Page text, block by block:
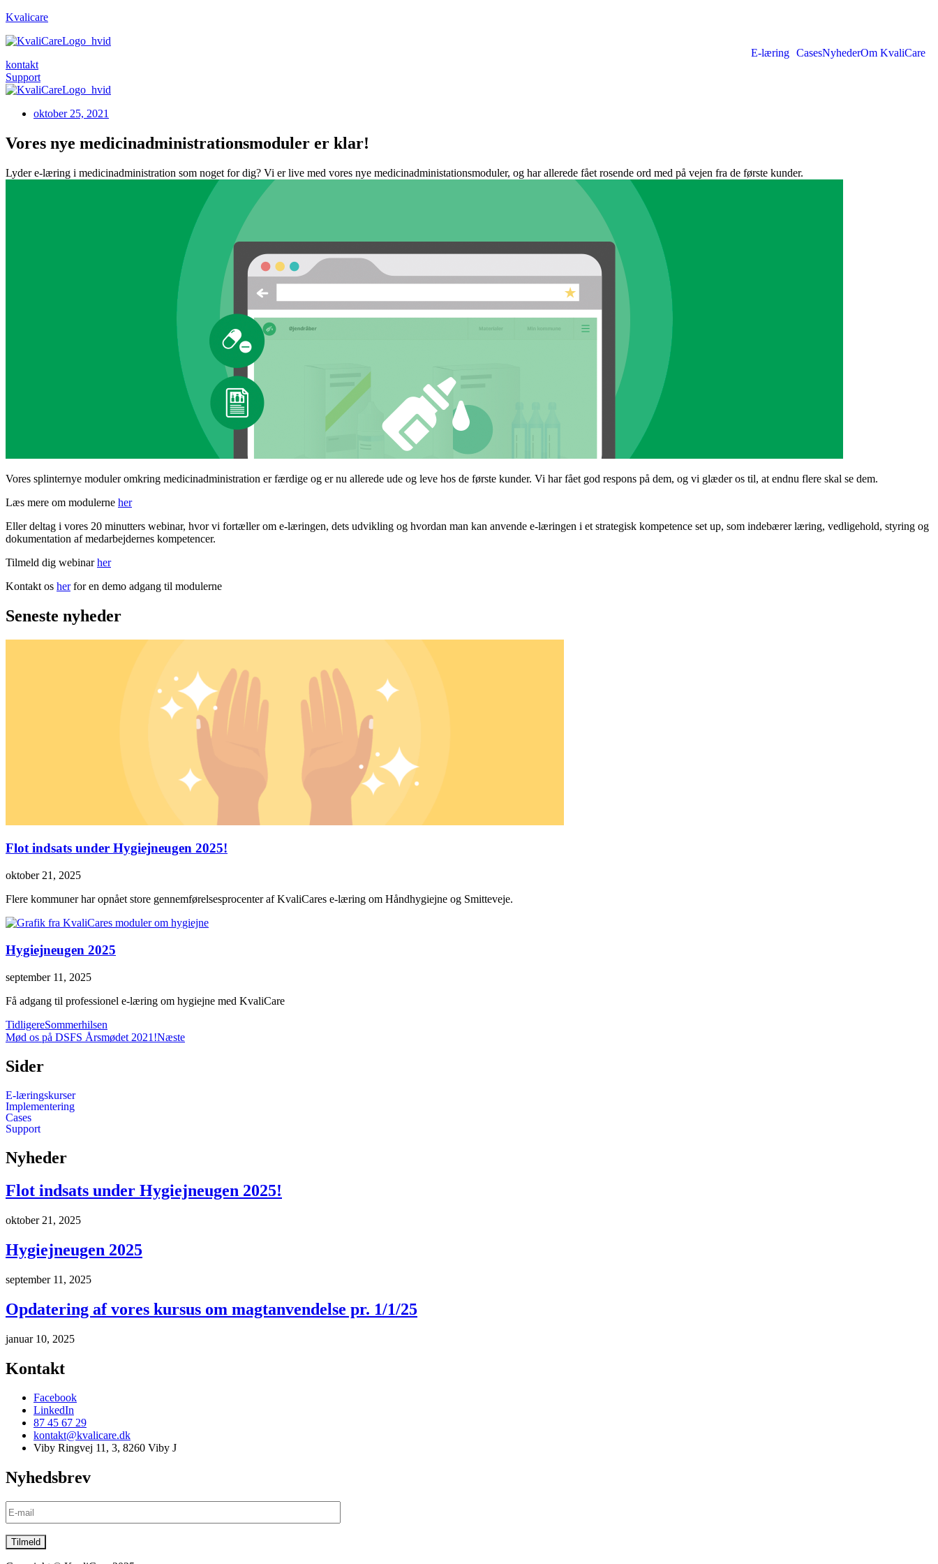
Kvalicare
E-læring CasesNyhederOm KvaliCare
kontakt
Support
oktober 25, 2021
Vores nye medicinadministrationsmoduler er klar!
Lyder e-læring i medicinadministration som noget for dig? Vi er live med vores nye medicinadministationsmoduler, og har allerede fået rosende ord med på vejen fra de første kunder.
Vores splinternye moduler omkring medicinadministration er færdige og er nu allerede ude og leve hos de første kunder. Vi har fået god respons på dem, og vi glæder os til, at endnu flere skal se dem.
Læs mere om modulerne her
Eller deltag i vores 20 minutters webinar, hvor vi fortæller om e-læringen, dets udvikling og hvordan man kan anvende e-læringen i et strategisk kompetence set up, som indebærer læring, vedligehold, styring og
dokumentation af medarbejdernes kompetencer.
Tilmeld dig webinarher
Kontakt os herfor en demo adgang til modulerne
Seneste nyheder
Flot indsats under Hygiejneugen 2025!
oktober 21, 2025
Flere kommuner har opnået store gennemførelsesprocenter af KvaliCares e-læring om Håndhygiejne og Smitteveje.
Hygiejneugen 2025
september 11, 2025
Få adgang til professionel e-læring om hygiejne med KvaliCare
TidligereSommerhilsen
Mød os på DSFS Årsmødet 2021!Næste
Sider
E-læringskurser
Implementering
Cases
Support
Nyheder
Flot indsats under Hygiejneugen 2025!
oktober 21, 2025
Hygiejneugen 2025
september 11, 2025
Opdatering af vores kursus om magtanvendelse pr. 1/1/25
januar 10, 2025
Kontakt
Facebook
LinkedIn
87 45 67 29
kontakt@kvalicare.dk
Viby Ringvej 11, 3, 8260 Viby J
Nyhedsbrev